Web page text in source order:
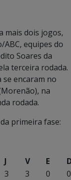
mais dois jogos,
equipes do
Soares da
terceira rodada.
encaram no
na
rodada.
primeira fase:
J V E
3 3 0
0